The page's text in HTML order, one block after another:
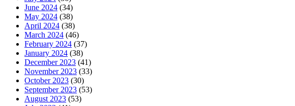
June 2024 (34)
May 2024 (38)
April 2024 (38)
March 2024 (46)
February 2024 (37)
January 2024 (38)
December 2023 (41)
November 2023 (33)
October 2023 (30)
September 2023 (53)
August 2023 (53)